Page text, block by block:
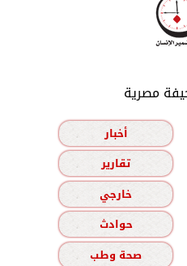
مصرية
أخبار
تقارير
خارجي
حوادث
صحة وطب